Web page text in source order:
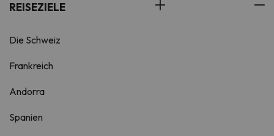
REISEZIELE
Die Schweiz
Frankreich
Andorra
Spanien